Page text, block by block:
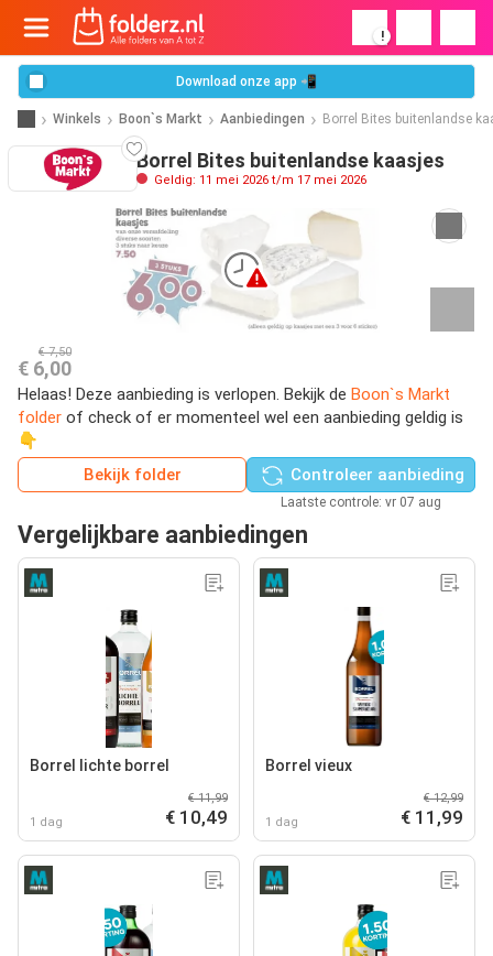
!
Download onze app 📲
Winkels Boon`s Markt Aanbiedingen Borrel Bites buitenlandse
Borrel Bites buitenlandse kaasjes
Geldig: 11 mei 2026 t/m 17 mei 2026
€ 7,50
€ 6,00
Helaas! Deze aanbieding is verlopen. Bekijk de Boon`s Markt
folder of check of er momenteel wel een aanbieding geldig is
👇
Bekijk folder
Controleer aanbieding
Laatste controle: vr 07 aug
Vergelijkbare aanbiedingen
Borrel lichte borrel
1 dag
€ 11,99
€ 10,49
Borrel vieux
1 dag
€ 12,99
€ 11,99